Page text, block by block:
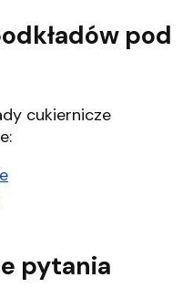
pod
cukiernicze
pytania